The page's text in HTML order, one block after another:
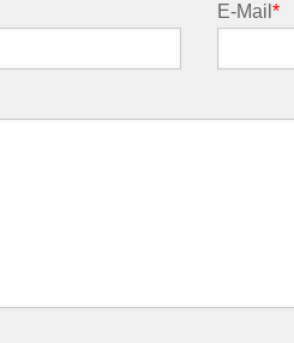
E-Mail*